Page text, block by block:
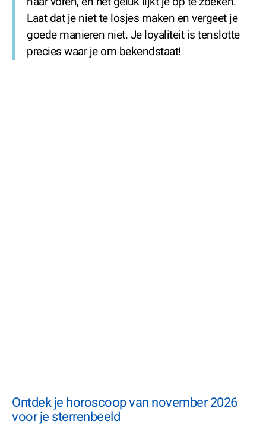
Laat dat je niet te losjes maken en vergeet je
goede manieren niet. Je loyaliteit is tenslotte
precies waar je om bekendstaat!
Ontdek je horoscoop van november 2026
voor je sterrenbeeld